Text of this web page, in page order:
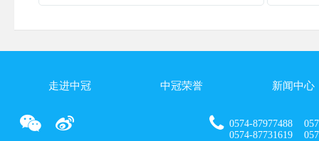
走进中冠 中冠荣誉 新闻中心
0574-87977488
0574-87731619